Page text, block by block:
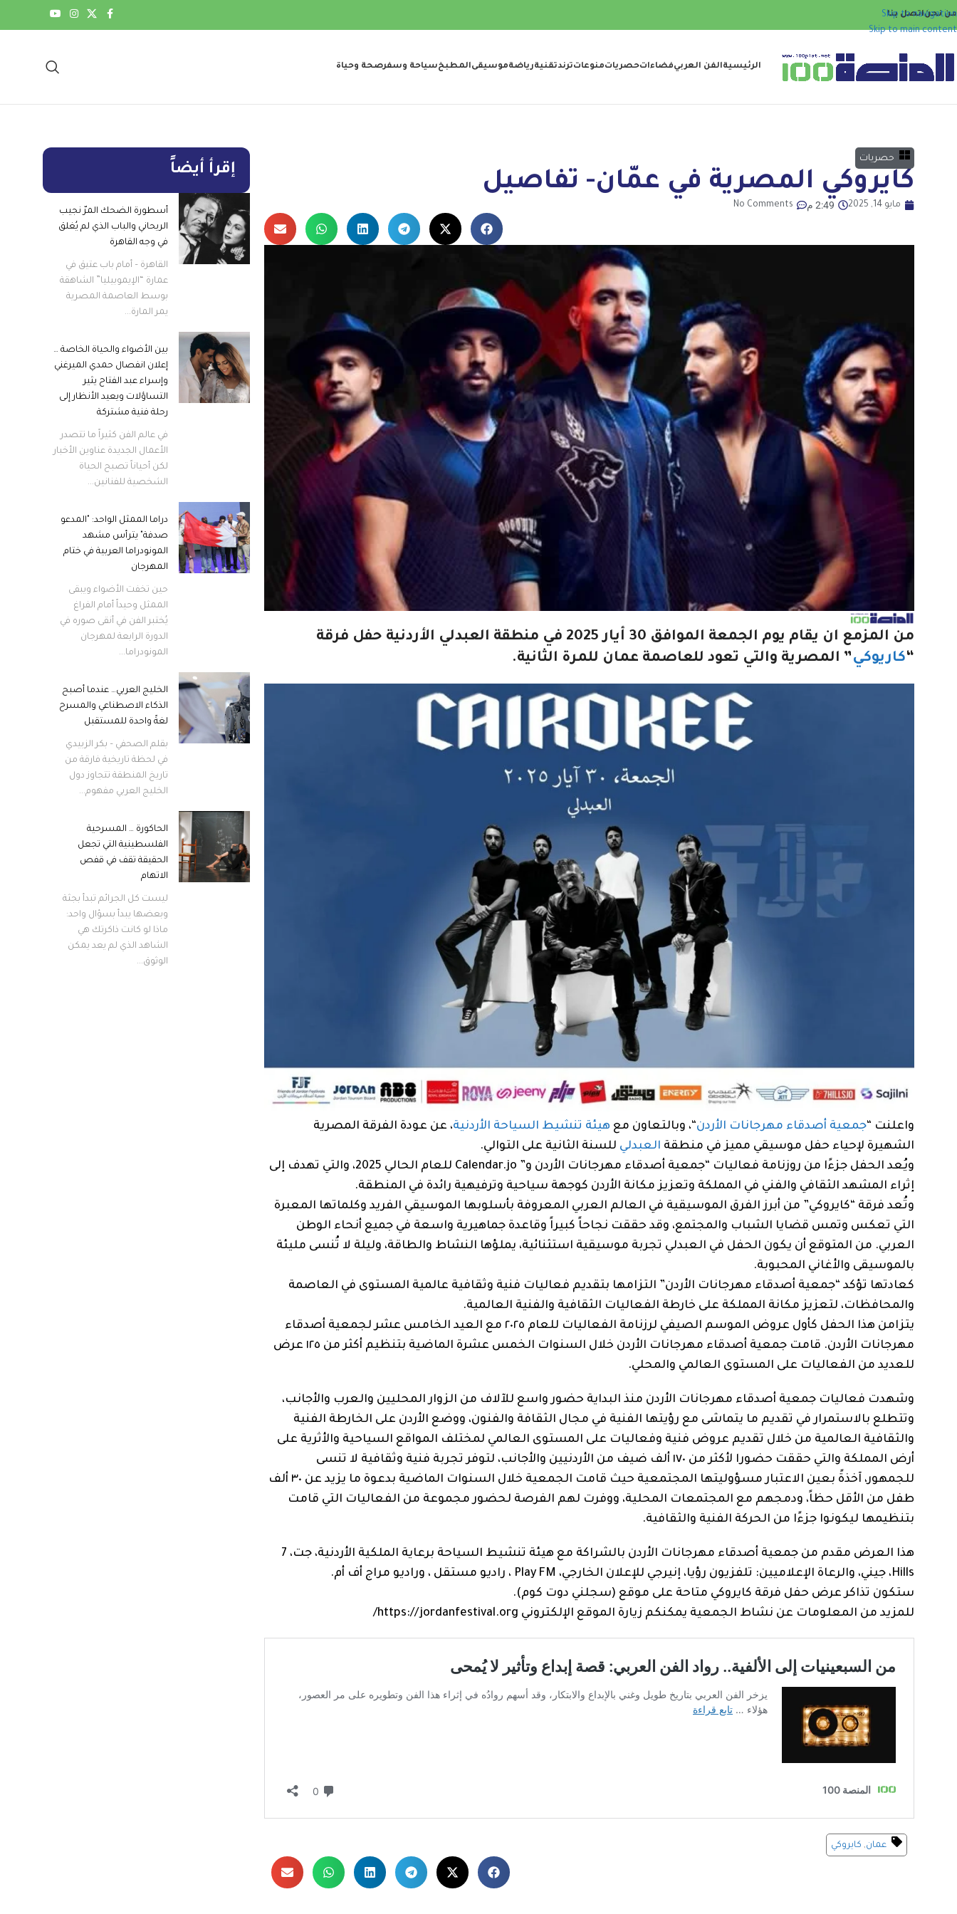
Skip to navigation
Skip to main content
من نحناتصل بنا
الرئيسيةالفن العربيفضاءاتحصرياتمنوعاتترندتقنيةرياضةموسيقىالمطبخسياحة وسفرصحة وحياة
حصريات
كايروكي المصرية في عمّان- تفاصيل
مايو 14, 2025 2:49 م No Comments
من المزمع ان يقام يوم الجمعة الموافق 30 أيار 2025 في منطقة العبدلي الأردنية حفل فرقة
“كاريوكي” المصرية والتي تعود للعاصمة عمان للمرة الثانية.
واعلنت “جمعية أصدقاء مهرجانات الأردن“، وبالتعاون مع هيئة تنشيط السياحة الأردنية، عن عودة الفرقة المصرية
الشهيرة لإحياء حفل موسيقي مميز في منطقة العبدلي للسنة الثانية على التوالي.
ويُعد الحفل جزءًا من روزنامة فعاليات “جمعية أصدقاء مهرجانات الأردن و” Calendar.jo للعام الحالي 2025، والتي تهدف إلى
إثراء المشهد الثقافي والفني في المملكة وتعزيز مكانة الأردن كوجهة سياحية وترفيهية رائدة في المنطقة.
وتُعد فرقة “كايروكي” من أبرز الفرق الموسيقية في العالم العربي المعروفة بأسلوبها الموسيقي الفريد وكلماتها المعبرة
التي تعكس وتمس قضايا الشباب والمجتمع، وقد حققت نجاحاً كبيراً وقاعدة جماهيرية واسعة في جميع أنحاء الوطن
العربي. من المتوقع أن يكون الحفل في العبدلي تجربة موسيقية استثنائية، يملؤها النشاط والطاقة، وليلة لا تُنسى مليئة
بالموسيقى والأغاني المحبوبة.
كعادتها تؤكد “جمعية أصدقاء مهرجانات الأردن” التزامها بتقديم فعاليات فنية وثقافية عالمية المستوى في العاصمة
والمحافظات، لتعزيز مكانة المملكة على خارطة الفعاليات الثقافية والفنية العالمية.
يتزامن هذا الحفل كأول عروض الموسم الصيفي لرزنامة الفعاليات للعام ٢٠٢٥ مع العيد الخامس عشر لجمعية أصدقاء
مهرجانات الأردن. قامت جمعية أصدقاء مهرجانات الأردن خلال السنوات الخمس عشرة الماضية بتنظيم أكثر من ١٢٥ عرض
للعديد من الفعاليات على المستوى العالمي والمحلي.
وشهدت فعاليات جمعية أصدقاء مهرجانات الأردن منذ البداية حضور واسع للآلاف من الزوار المحليين والعرب والأجانب،
وتتطلع بالاستمرار في تقديم ما يتماشى مع رؤيتها الفنية في مجال الثقافة والفنون، ووضع الأردن على الخارطة الفنية
والثقافية العالمية من خلال تقديم عروض فنية وفعاليات على المستوى العالمي لمختلف المواقع السياحية والأثرية على
أرض المملكة والتي حققت حضورا لأكثر من ١٧٠ ألف ضيف من الأردنيين والأجانب، لتوفر تجربة فنية وثقافية لا تنسى
للجمهور، آخذةً بعين الاعتبار مسؤوليتها المجتمعية حيث قامت الجمعية خلال السنوات الماضية بدعوة ما يزيد عن ٣٠ ألف
طفل من الأقل حظاً، ودمجهم مع المجتمعات المحلية، ووفرت لهم الفرصة لحضور مجموعة من الفعاليات التي قامت
بتنظيمها ليكونوا جزءًا من الحركة الفنية والثقافية.
هذا العرض مقدم من جمعية أصدقاء مهرجانات الأردن بالشراكة مع هيئة تنشيط السياحة برعاية الملكية الأردنية، جت، 7
Hills، جيني، والرعاة الإعلاميين: تلفزيون رؤيا، إنيرجي للإعلان الخارجي، Play FM ، راديو مستقل ، وراديو مراج أف أم.
ستكون تذاكر عرض حفل فرقة كايروكي متاحة على موقع (سجلني دوت كوم).
للمزيد من المعلومات عن نشاط الجمعية يمكنكم زيارة الموقع الإلكتروني https://jordanfestival.org/
عمان, كايروكي
إقرأ أيضاً
أسطورة الضحك المرّ نجيب
الريحاني والباب الذي لم يُغلق
في وجه القاهرة
القاهرة – أمام باب عتيق في
عمارة “الإيموبيليا” الشاهقة
بوسط العاصمة المصرية
يمر المارة...
بين الأضواء والحياة الخاصة …
إعلان انفصال حمدي الميرغني
وإسراء عبد الفتاح يثير
التساؤلات ويعيد الأنظار إلى
رحلة فنية مشتركة
في عالم الفن كثيراً ما تتصدر
الأعمال الجديدة عناوين الأخبار
لكن أحياناً تصبح الحياة
الشخصية للفنانين...
دراما الممثل الواحد: "المدعو
صدفة" يترأس مشهد
المونودراما العربية في ختام
المهرجان
حين تخفت الأضواء ويبقى
الممثل وحيداً أمام الفراغ
يُختبر الفن في أنقى صوره في
الدورة الرابعة لمهرجان
المونودراما...
الخليج العربي… عندما أصبح
الذكاء الاصطناعي والمسرح
لغةً واحدة للمستقبل
بقلم الصحفي – بكر الزبيدي
في لحظة تاريخية فارقة من
تاريخ المنطقة تتجاوز دول
الخليج العربي مفهوم...
الحاكورة … المسرحية
الفلسطينية التي تجعل
الحقيقة تقف في قفص
الاتهام
ليست كل الجرائم تبدأ بجثة
وبعضها يبدأ بسؤال واحد:
ماذا لو كانت ذاكرتك هي
الشاهد الذي لم يعد يمكن
الوثوق...